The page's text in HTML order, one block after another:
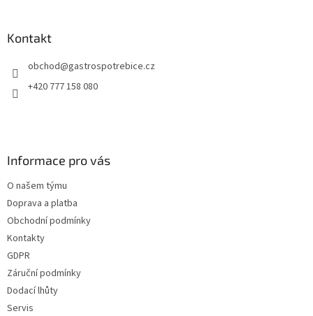
Kontakt
obchod@gastrospotrebice.cz
+420 777 158 080
Informace pro vás
O našem týmu
Doprava a platba
Obchodní podmínky
Kontakty
GDPR
Záruční podmínky
Dodací lhůty
Servis